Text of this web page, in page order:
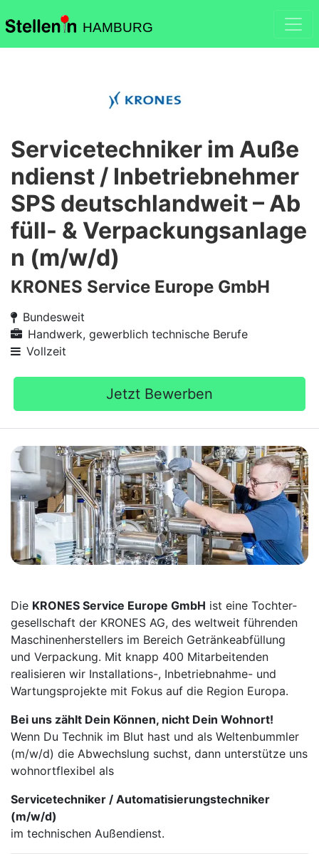
HAMBURG
Servicetechniker im Auße
ndienst / Inbetriebnehmer
SPS deutschlandweit – Ab
füll- & Verpackungsanlage
n (m/w/d)
KRONES Service Europe GmbH
Bundesweit
Handwerk, gewerblich technische Berufe
Vollzeit
Jetzt Bewerben
Die KRONES Service Europe GmbH ist eine Tochter­
gesellschaft der KRONES AG, des weltweit führenden
Maschinen­herstellers im Bereich Getränke­abfüllung
und Verpackung. Mit knapp 400 Mitarbei­tenden
realisieren wir Installations-, Inbetrieb­nahme- und
Wartungs­projekte mit Fokus auf die Region Europa.
Bei uns zählt Dein Können, nicht Dein Wohnort!
Wenn Du Technik im Blut hast und als Weltenbummler
(m/w/d) die Abwechslung suchst, dann unterstütze uns
wohnortflexibel als
Servicetechniker / Automatisierungstechniker
(m/w/d)
im technischen Außendienst.